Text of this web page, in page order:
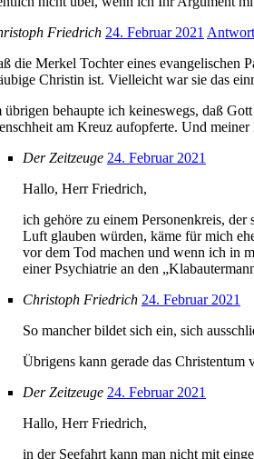
Friedrich 24. Februar 2021
die Merkel Tochter eines evangelischen
Christin ist. Vielleicht war sie das
übrigen behaupte ich keineswegs, daß
am Kreuz aufopferte. Und
Der Zeitzeuge 24. Februar 2021
Hallo, Herr Friedrich,
ich gehöre zu einem Personenkreis,
Luft glauben würden, käme für mich
vor dem Tod machen und wenn ich in
einer Psychiatrie an den
Christoph Friedrich 24. Februar 2021
So mancher bildet sich ein, sich
Übrigens kann gerade das Christentum
Der Zeitzeuge 24. Februar 2021
Hallo, Herr Friedrich,
in der Seefahrt kann man nicht mit